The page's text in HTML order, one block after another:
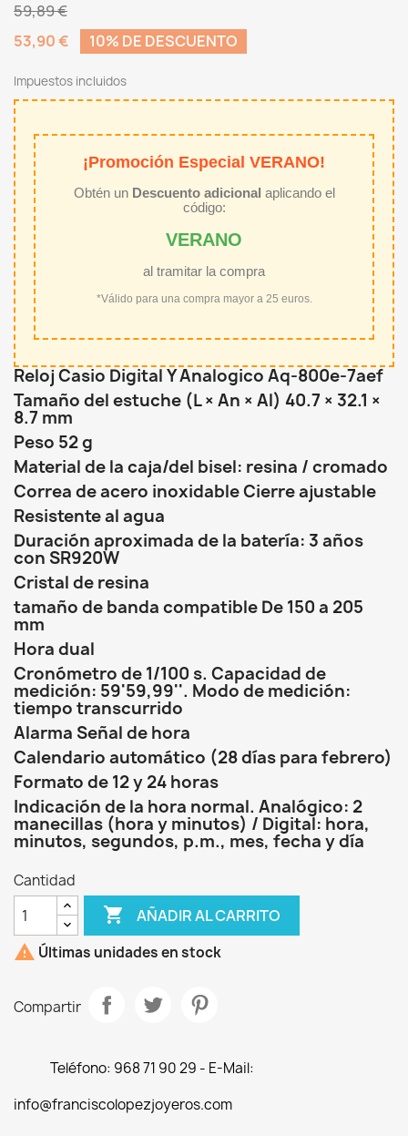
59,89 €
53,90 €
10% DE DESCUENTO
Impuestos incluidos
¡Promoción Especial VERANO!
Obtén un Descuento adicional aplicando el
código:
VERANO
al tramitar la compra
*Válido para una compra mayor a 25 euros.
Reloj Casio Digital Y Analogico Aq-800e-7aef
Tamaño del estuche (L × An × Al) 40.7 × 32.1 ×
8.7 mm
Peso 52 g
Material de la caja/del bisel: resina / cromado
Correa de acero inoxidable Cierre ajustable
Resistente al agua
Duración aproximada de la batería: 3 años
con SR920W
Cristal de resina
tamaño de banda compatible De 150 a 205
mm
Hora dual
Cronómetro de 1/100 s. Capacidad de
medición: 59'59,99''. Modo de medición:
tiempo transcurrido
Alarma Señal de hora
Calendario automático (28 días para febrero)
Formato de 12 y 24 horas
Indicación de la hora normal. Analógico: 2
manecillas (hora y minutos) / Digital: hora,
minutos, segundos, p.m., mes, fecha y día
Cantidad
 AÑADIR AL CARRITO
 Últimas unidades en stock
Compartir
Teléfono: 968 71 90 29 - E-Mail:
info@franciscolopezjoyeros.com